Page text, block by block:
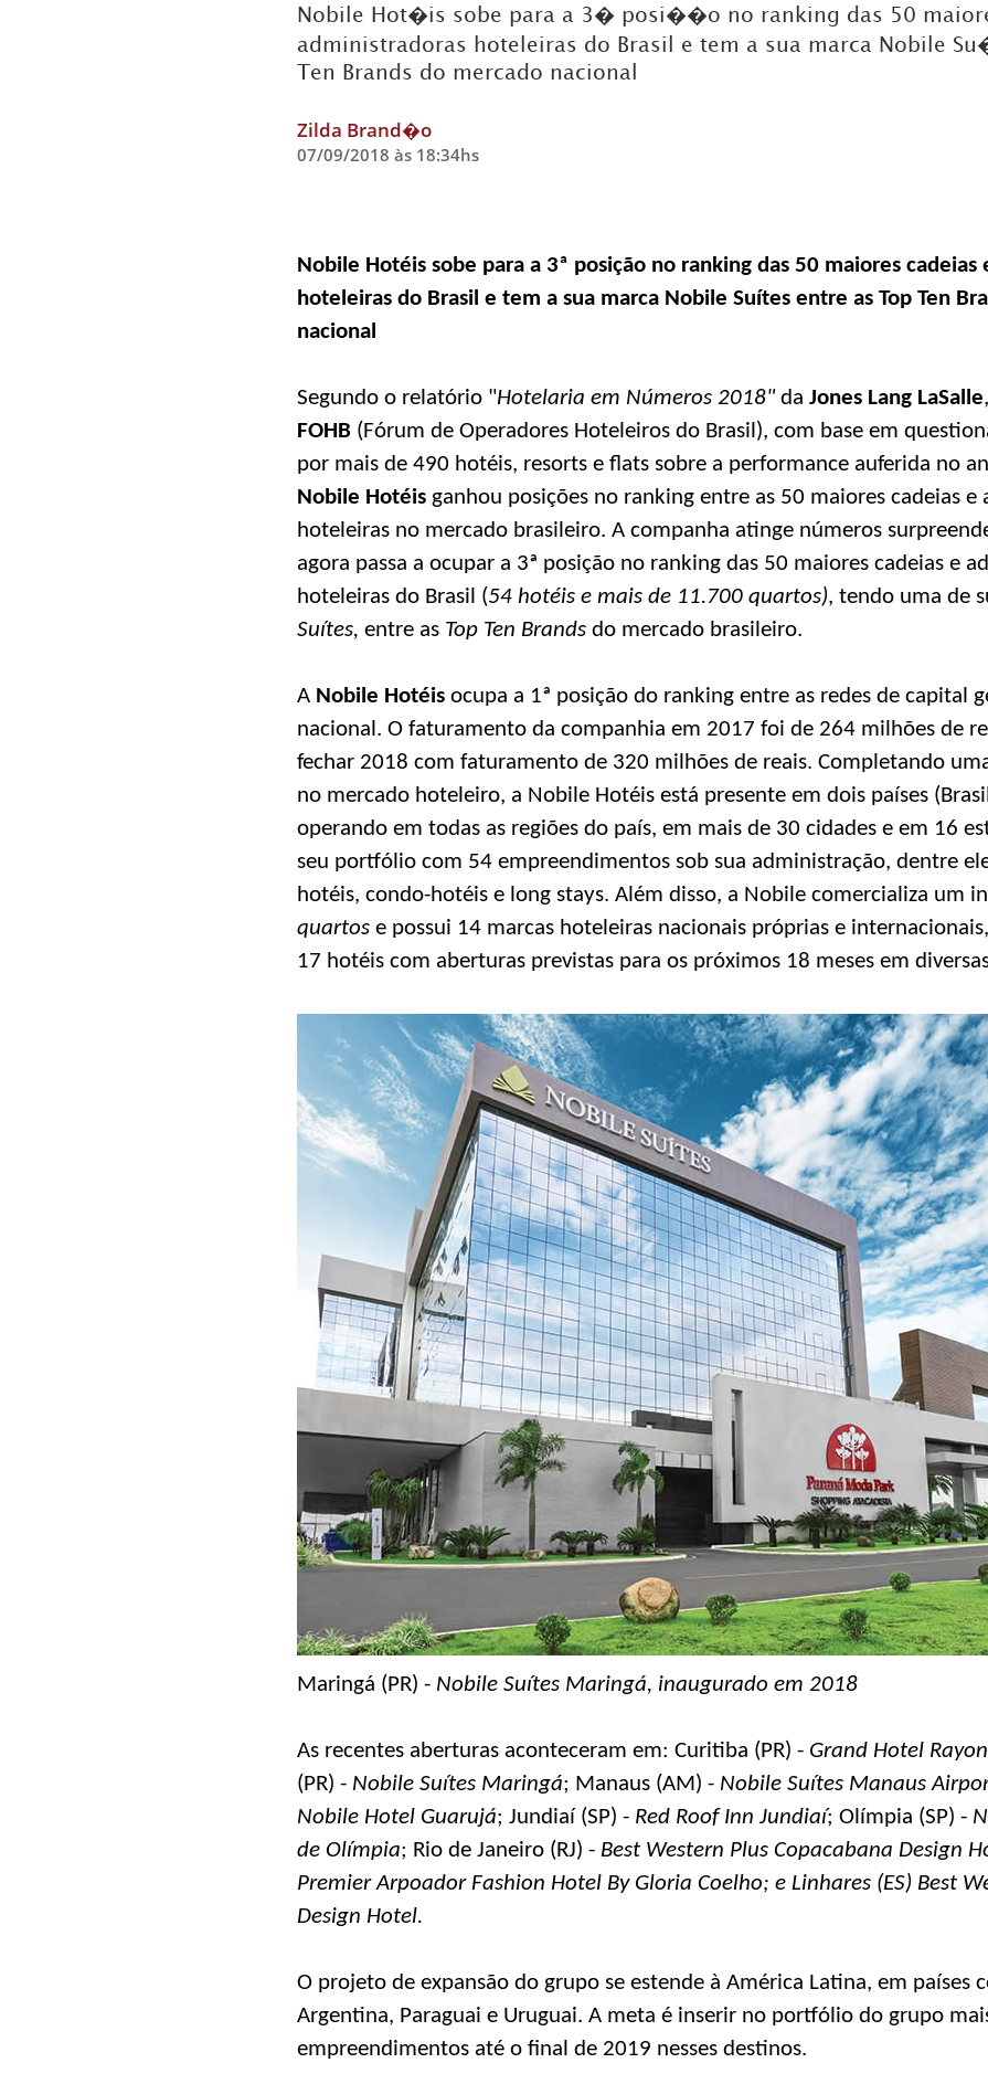
DICAS DE VIAGEM
Nobile Hot�is sobe para a 3� posi��o no ranking das 50
administradoras hoteleiras do Brasil e tem a sua marca Nobile
Ten Brands do mercado nacional
Zilda Brand�o
07/09/2018 às 18:34hs
Nobile Hotéis sobe para a 3ª posição no ranking das 50 maiores cadeias
hoteleiras do Brasil e tem a sua marca Nobile Suítes entre as Top Ten
nacional
Segundo o relatório "Hotelaria em Números 2018"da Jones Lang LaSalle
FOHB (Fórum de Operadores Hoteleiros do Brasil), com base em
por mais de 490 hotéis, resorts e flats sobre a performance auferida no
Nobile Hotéisganhou posições no ranking entre as 50 maiores cadeias e
hoteleiras no mercado brasileiro. A companha atinge números
agora passa a ocupar a 3ª posição no ranking das 50 maiores cadeias e
hoteleiras do Brasil (54 hotéis e mais de 11.700 quartos), tendo uma de
Suítes, entre as Top Ten Brandsdo mercado brasileiro.
A Nobile Hotéisocupa a 1ª posição do ranking entre as redes de capital
nacional. O faturamento da companhia em 2017 foi de 264 milhões de
fechar 2018 com faturamento de 320 milhões de reais. Completando
no mercado hoteleiro, a Nobile Hotéis está presente em dois países
operando em todas as regiões do país, em mais de 30 cidades e em 16
seu portfólio com 54 empreendimentos sob sua administração, dentre
hotéis, condo-hotéis e long stays. Além disso, a Nobile comercializa um
quartose possui 14 marcas hoteleiras nacionais próprias e
17 hotéis com aberturas previstas para os próximos 18 meses em
Maringá (PR) - Nobile Suítes Maringá, inaugurado em 2018
As recentes aberturas aconteceram em: Curitiba (PR) - Grand Hotel
(PR) - Nobile Suítes Maringá; Manaus (AM) - Nobile Suítes Manaus
Nobile Hotel Guarujá; Jundiaí (SP) - Red Roof Inn Jundiaí; Olímpia (SP) -
de Olímpia; Rio de Janeiro (RJ) - Best Western Plus Copacabana Design
Premier Arpoador Fashion Hotel By Gloria Coelho; e Linhares (ES) Best
Design Hotel.
O projeto de expansão do grupo se estende à América Latina, em países
Argentina, Paraguai e Uruguai. A meta é inserir no portfólio do grupo
empreendimentos até o final de 2019 nesses destinos.